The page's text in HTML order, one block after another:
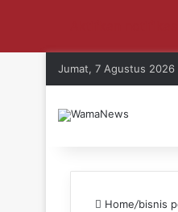
Jumat, 7 Agustus 2026
Home/bisnis